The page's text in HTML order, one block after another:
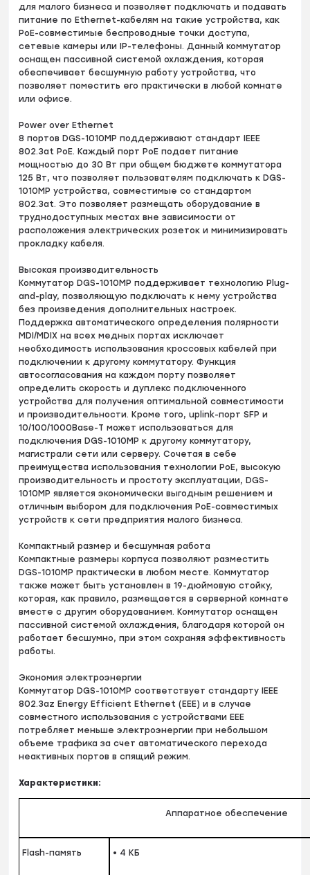
для малого бизнеса и позволяет подключать и подавать
питание по Ethernet-кабелям на такие устройства, как
PoE-совместимые беспроводные точки доступа,
сетевые камеры или IP-телефоны. Данный коммутатор
оснащен пассивной системой охлаждения, которая
обеспечивает бесшумную работу устройства, что
позволяет поместить его практически в любой комнате
или офисе.
Power over Ethernet
8 портов DGS-1010MP поддерживают стандарт IEEE
802.3at PoE. Каждый порт PoE подает питание
мощностью до 30 Вт при общем бюджете коммутатора
125 Вт, что позволяет пользователям подключать к DGS-
1010MP устройства, совместимые со стандартом
802.3at. Это позволяет размещать оборудование в
труднодоступных местах вне зависимости от
расположения электрических розеток и минимизировать
прокладку кабеля.
Высокая производительность
Коммутатор DGS-1010MP поддерживает технологию Plug-
and-play, позволяющую подключать к нему устройства
без произведения дополнительных настроек.
Поддержка автоматического определения полярности
MDI/MDIX на всех медных портах исключает
необходимость использования кроссовых кабелей при
подключении к другому коммутатору. Функция
автосогласования на каждом порту позволяет
определить скорость и дуплекс подключенного
устройства для получения оптимальной совместимости
и производительности. Кроме того, uplink-порт SFP и
10/100/1000Base-T может использоваться для
подключения DGS-1010MP к другому коммутатору,
магистрали сети или серверу. Сочетая в себе
преимущества использования технологии PoE, высокую
производительность и простоту эксплуатации, DGS-
1010MP является экономически выгодным решением и
отличным выбором для подключения PoE-совместимых
устройств к сети предприятия малого бизнеса.
Компактный размер и бесшумная работа
Компактные размеры корпуса позволяют разместить
DGS-1010MP практически в любом месте. Коммутатор
также может быть установлен в 19-дюймовую стойку,
которая, как правило, размещается в серверной комнате
вместе с другим оборудованием. Коммутатор оснащен
пассивной системой охлаждения, благодаря которой он
работает бесшумно, при этом сохраняя эффективность
работы.
Экономия электроэнергии
Коммутатор DGS-1010MP соответствует стандарту IEEE
802.3az Energy Efficient Ethernet (EEE) и в случае
совместного использования с устройствами EEE
потребляет меньше электроэнергии при небольшом
объеме трафика за счет автоматического перехода
неактивных портов в спящий режим.
Характеристики:
Аппаратное обеспечение
Flash-память • 4 КБ